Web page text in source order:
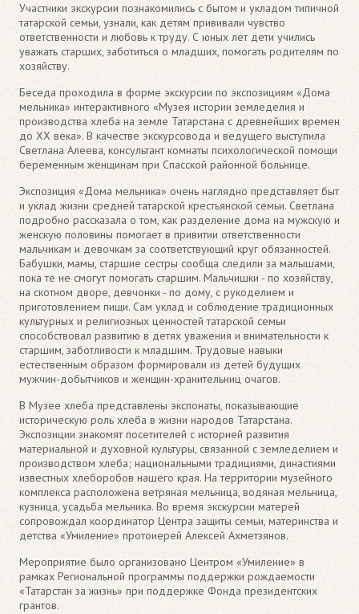
Участники экскурсии познакомились с бытом и укладом типичной
татарской семьи, узнали, как детям прививали чувство
ответственности и любовь к труду. С юных лет дети учились
уважать старших, заботиться о младших, помогать родителям по
хозяйству.
Беседа проходила в форме экскурсии по экспозициям «Дома
мельника» интерактивного «Музея истории земледелия и
производства хлеба на земле Татарстана с древнейших времен
до XX века». В качестве экскурсовода и ведущего выступила
Светлана Алеева, консультант комнаты психологической помощи
беременным женщинам при Спасской районной больнице.
Экспозиция «Дома мельника» очень наглядно представляет быт
и уклад жизни средней татарской крестьянской семьи. Светлана
подробно рассказала о том, как разделение дома на мужскую и
женскую половины помогает в привитии ответственности
мальчикам и девочкам за соответствующий круг обязанностей.
Бабушки, мамы, старшие сестры сообща следили за малышами,
пока те не смогут помогать старшим. Мальчишки - по хозяйству,
на скотном дворе, девчонки - по дому, с рукоделием и
приготовлением пищи. Сам уклад и соблюдение традиционных
культурных и религиозных ценностей татарской семьи
способствовал развитию в детях уважения и внимательности к
старшим, заботливости к младшим. Трудовые навыки
естественным образом формировали из детей будущих
мужчин-добытчиков и женщин-хранительниц очагов.
В Музее хлеба представлены экспонаты, показывающие
историческую роль хлеба в жизни народов Татарстана.
Экспозиции знакомят посетителей с историей развития
материальной и духовной культуры, связанной с земледелием и
производством хлеба; национальными традициями, династиями
известных хлеборобов нашего края. На территории музейного
комплекса расположена ветряная мельница, водяная мельница,
кузница, усадьба мельника. Во время экскурсии матерей
сопровождал координатор Центра защиты семьи, материнства и
детства «Умиление» протоиерей Алексей Ахметзянов.
Мероприятие было организовано Центром «Умиление» в
рамках Региональной программы поддержки рождаемости
«Татарстан за жизнь» при поддержке Фонда президентских
грантов.